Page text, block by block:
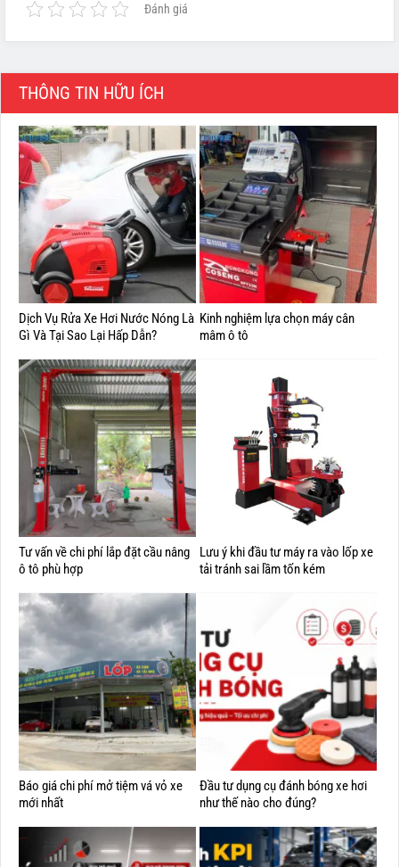
Đánh giá
THÔNG TIN HỮU ÍCH
Dịch Vụ Rửa Xe Hơi Nước Nóng Là
Gì Và Tại Sao Lại Hấp Dẫn?
Kinh nghiệm lựa chọn máy cân
mâm ô tô
Tư vấn về chi phí lắp đặt cầu nâng
ô tô phù hợp
Lưu ý khi đầu tư máy ra vào lốp xe
tải tránh sai lầm tốn kém
Báo giá chi phí mở tiệm vá vỏ xe
mới nhất
Đầu tư dụng cụ đánh bóng xe hơi
như thế nào cho đúng?